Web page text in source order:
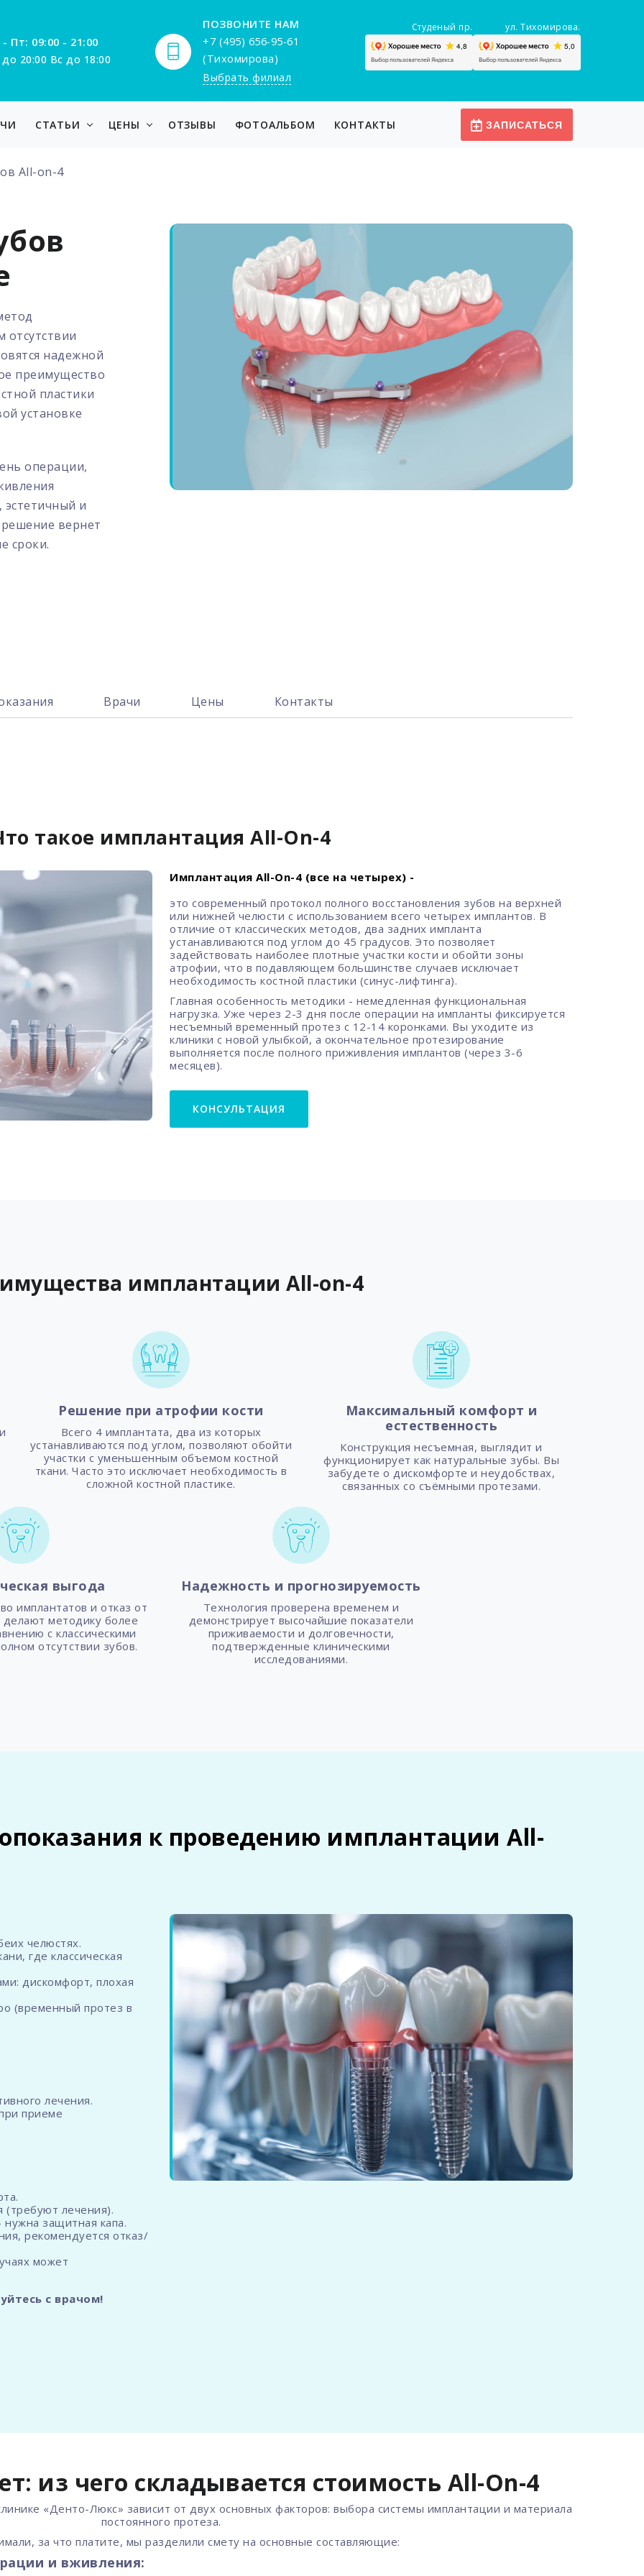
Пт: 09:00 - 21:00
20:00 Вс до 18:00
ПОЗВОНИТЕ НАМ
+7 (495) 656-95-61
(Тихомирова)
Выбрать филиал
Студеный пр. ул. Тихомирова.
СТАТЬИ ЦЕНЫ ОТЗЫВЫ ФОТОАЛЬБОМ КОНТАКТЫ ЗАПИСАТЬСЯ
All-on-4
отсутствии
надежной
преимущество
пластики
установке
операции,
и
вернет
сроки.
Врачи Цены Контакты
такое имплантация All-On-4
Имплантация All-On-4 (все на четырех) -
это современный протокол полного восстановления зубов на верхней
или нижней челюсти с использованием всего четырех имплантов. В
отличие от классических методов, два задних импланта
устанавливаются под углом до 45 градусов. Это позволяет
задействовать наиболее плотные участки кости и обойти зоны
атрофии, что в подавляющем большинстве случаев исключает
необходимость костной пластики (синус-лифтинга).
Главная особенность методики - немедленная функциональная
нагрузка. Уже через 2-3 дня после операции на импланты фиксируется
несъемный временный протез с 12-14 коронками. Вы уходите из
клиники с новой улыбкой, а окончательное протезирование
выполняется после полного приживления имплантов (через 3-6
месяцев).
КОНСУЛЬТАЦИЯ
имплантации All-on-4
Решение при атрофии кости
Всего 4 имплантата, два из которых
устанавливаются под углом, позволяют обойти
участки с уменьшенным объемом костной
ткани. Часто это исключает необходимость в
сложной костной пластике.
Максимальный комфорт и
естественность
Конструкция несъемная, выглядит и
функционирует как натуральные зубы. Вы
забудете о дискомфорте и неудобствах,
связанных со съёмными протезами.
выгода
имплантатов и отказ от
делают методику более
с классическими
отсутствии зубов.
Надежность и прогнозируемость
Технология проверена временем и
демонстрирует высочайшие показатели
приживаемости и долговечности,
подтвержденные клиническими
исследованиями.
к проведению имплантации All-
челюстях.
где классическая
дискомфорт, плохая
(временный протез в
лечения.
приеме
(требуют лечения).
защитная капа.
рекомендуется отказ/
может
с врачом!
из чего складывается стоимость All-On-4
«Денто-Люкс» зависит от двух основных факторов: выбора системы имплантации и материала
постоянного протеза.
за что платите, мы разделили смету на основные составляющие:
и вживления: